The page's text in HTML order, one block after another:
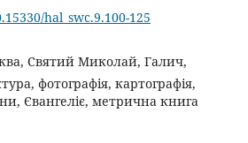
hal_swc.9.100-125
Святий Миколай, Галич,
фотографія, картографія,
Євангеліє, метрична книга